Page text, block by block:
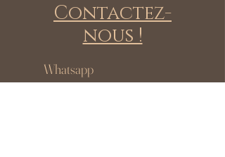
Contactez-
nous !
Whatsapp